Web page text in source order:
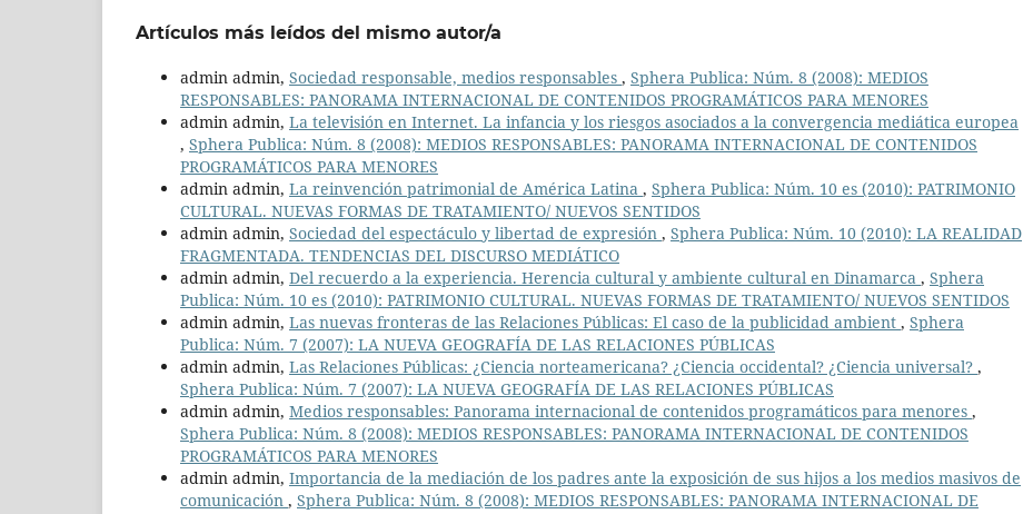
Artículos más leídos del mismo autor/a
admin admin, Sociedad responsable, medios responsables , Sphera Publica: Núm. 8 (2008): MEDIOS
RESPONSABLES: PANORAMA INTERNACIONAL DE CONTENIDOS PROGRAMÁTICOS PARA MENORES
admin admin, La televisión en Internet. La infancia y los riesgos asociados a la convergencia mediática europea
, Sphera Publica: Núm. 8 (2008): MEDIOS RESPONSABLES: PANORAMA INTERNACIONAL DE CONTENIDOS
PROGRAMÁTICOS PARA MENORES
admin admin, La reinvención patrimonial de América Latina , Sphera Publica: Núm. 10 es (2010): PATRIMONIO
CULTURAL. NUEVAS FORMAS DE TRATAMIENTO/ NUEVOS SENTIDOS
admin admin, Sociedad del espectáculo y libertad de expresión , Sphera Publica: Núm. 10 (2010): LA REALIDAD
FRAGMENTADA. TENDENCIAS DEL DISCURSO MEDIÁTICO
admin admin, Del recuerdo a la experiencia. Herencia cultural y ambiente cultural en Dinamarca , Sphera
Publica: Núm. 10 es (2010): PATRIMONIO CULTURAL. NUEVAS FORMAS DE TRATAMIENTO/ NUEVOS SENTIDOS
admin admin, Las nuevas fronteras de las Relaciones Públicas: El caso de la publicidad ambient , Sphera
Publica: Núm. 7 (2007): LA NUEVA GEOGRAFÍA DE LAS RELACIONES PÚBLICAS
admin admin, Las Relaciones Públicas: ¿Ciencia norteamericana? ¿Ciencia occidental? ¿Ciencia universal? ,
Sphera Publica: Núm. 7 (2007): LA NUEVA GEOGRAFÍA DE LAS RELACIONES PÚBLICAS
admin admin, Medios responsables: Panorama internacional de contenidos programáticos para menores ,
Sphera Publica: Núm. 8 (2008): MEDIOS RESPONSABLES: PANORAMA INTERNACIONAL DE CONTENIDOS
PROGRAMÁTICOS PARA MENORES
admin admin, Importancia de la mediación de los padres ante la exposición de sus hijos a los medios masivos de
comunicación , Sphera Publica: Núm. 8 (2008): MEDIOS RESPONSABLES: PANORAMA INTERNACIONAL DE